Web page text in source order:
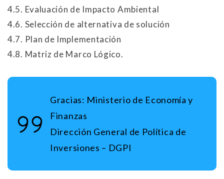
4.5. Evaluación de Impacto Ambiental
4.6. Selección de alternativa de solución
4.7. Plan de Implementación
4.8. Matriz de Marco Lógico.
Gracias: Ministerio de Economía y
Finanzas
Dirección General de Política de
Inversiones – DGPI